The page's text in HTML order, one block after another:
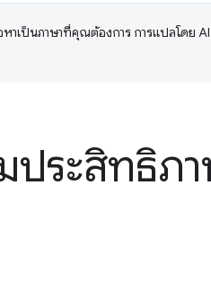
าเป็นภาษาที่คุณต้องการ การแปลโดย AI
ประสิทธิภ